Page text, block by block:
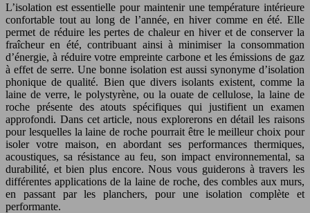
L’isolation est essentielle pour maintenir une température intérieure
confortable tout au long de l’année, en hiver comme en été. Elle
permet de réduire les pertes de chaleur en hiver et de conserver la
fraîcheur en été, contribuant ainsi à minimiser la consommation
d’énergie, à réduire votre empreinte carbone et les émissions de gaz
à effet de serre. Une bonne isolation est aussi synonyme d’isolation
phonique de qualité. Bien que divers isolants existent, comme la
laine de verre, le polystyrène, ou la ouate de cellulose, la laine de
roche présente des atouts spécifiques qui justifient un examen
approfondi. Dans cet article, nous explorerons en détail les raisons
pour lesquelles la laine de roche pourrait être le meilleur choix pour
isoler votre maison, en abordant ses performances thermiques,
acoustiques, sa résistance au feu, son impact environnemental, sa
durabilité, et bien plus encore. Nous vous guiderons à travers les
différentes applications de la laine de roche, des combles aux murs,
en passant par les planchers, pour une isolation complète et
performante.